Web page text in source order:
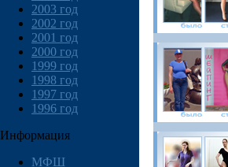
2003 год
2002 год
2001 год
2000 год
1999 год
1998 год
1997 год
1996 год
Информация
МФШ